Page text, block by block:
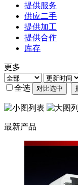
提供服务
供应二手
提供加工
提供合作
库存
更多
全选
最新产品